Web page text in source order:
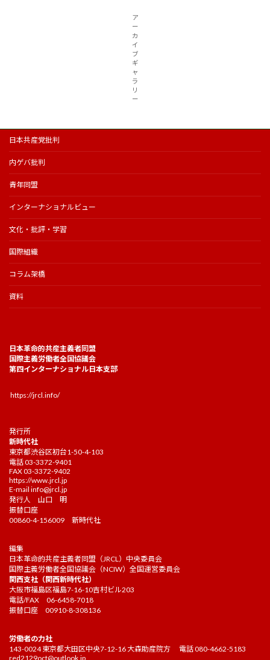
ア
ー
カ
イ
ブ
ギ
ャ
ラ
リ
ー
日本共産党批判
内ゲバ批判
青年同盟
インターナショナルビュー
文化・批評・学習
国際組織
コラム架橋
資料
日本革命的共産主義者同盟
国際主義労働者全国協議会
第四インターナショナル日本支部
https://jrcl.info/
発行所
新時代社
東京都渋谷区初台1-50-4-103
電話 03-3372-9401
FAX 03-3372-9402
https://www.jrcl.jp
E-mail info@jrcl.jp
発行人 山口 明
振替口座
00860-4-156009 新時代社
編集
日本革命的共産主義者同盟（JRCL）中央委員会
国際主義労働者全国協議会（NCIW）全国運営委員会
関西支社（関西新時代社）
大阪市福島区福島7-16-10吉村ビル203
電話/FAX 06-6458-7018
振替口座 00910-8-308136
労働者の力社
143-0024 東京都大田区中央7-12-16 大森助産院方 電話 080-4662-5183
red2129oct@outlook.jp